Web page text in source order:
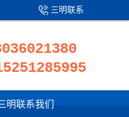
三明联系
明联系我们